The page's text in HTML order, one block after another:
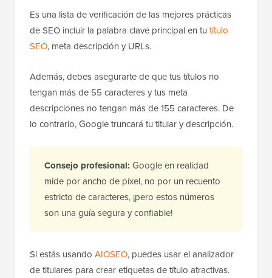
Es una lista de verificación de las mejores prácticas
de SEO incluir la palabra clave principal en tu título
SEO, meta descripción y URLs.
Además, debes asegurarte de que tus títulos no
tengan más de 55 caracteres y tus meta
descripciones no tengan más de 155 caracteres. De
lo contrario, Google truncará tu titular y descripción.
Consejo profesional: Google en realidad
mide por ancho de píxel, no por un recuento
estricto de caracteres, ¡pero estos números
son una guía segura y confiable!
Si estás usando AIOSEO, puedes usar el analizador
de titulares para crear etiquetas de título atractivas.